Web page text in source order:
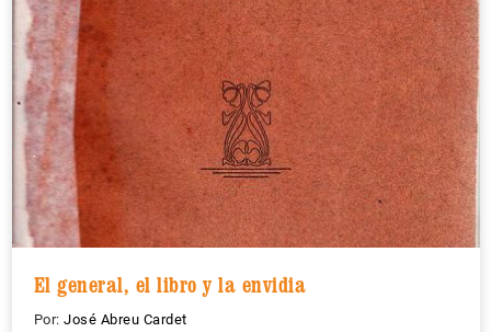
El general, el libro y la envidia
Por: José Abreu Cardet